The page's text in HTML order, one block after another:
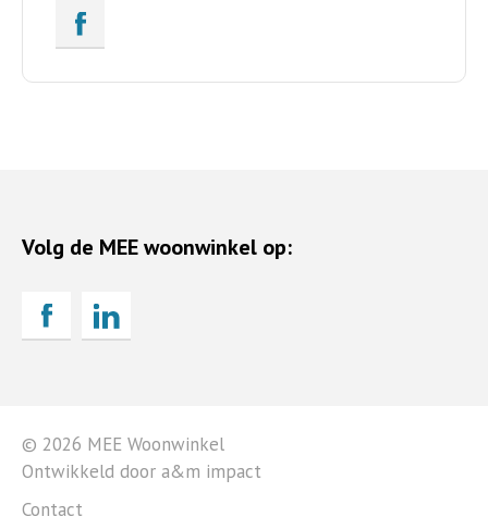
Volg de MEE woonwinkel op:
© 2026 MEE Woonwinkel
Ontwikkeld door a&m impact
Contact